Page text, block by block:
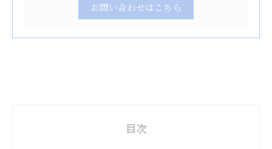
お問い合わせはこちら
目次